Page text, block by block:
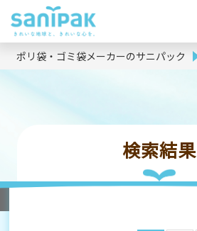
ポリ袋・ゴミ袋メーカーのサニパック
検索結果